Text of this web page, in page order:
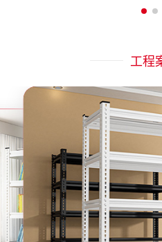
工程
物流行业货架展示案例二